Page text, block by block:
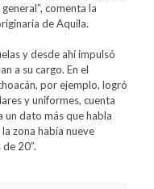
comenta la
de Aquila.
y desde ahí impulsó
a su cargo. En el
por ejemplo, logró
y uniformes, cuenta
un dato más que habla
zona había nueve
20”.